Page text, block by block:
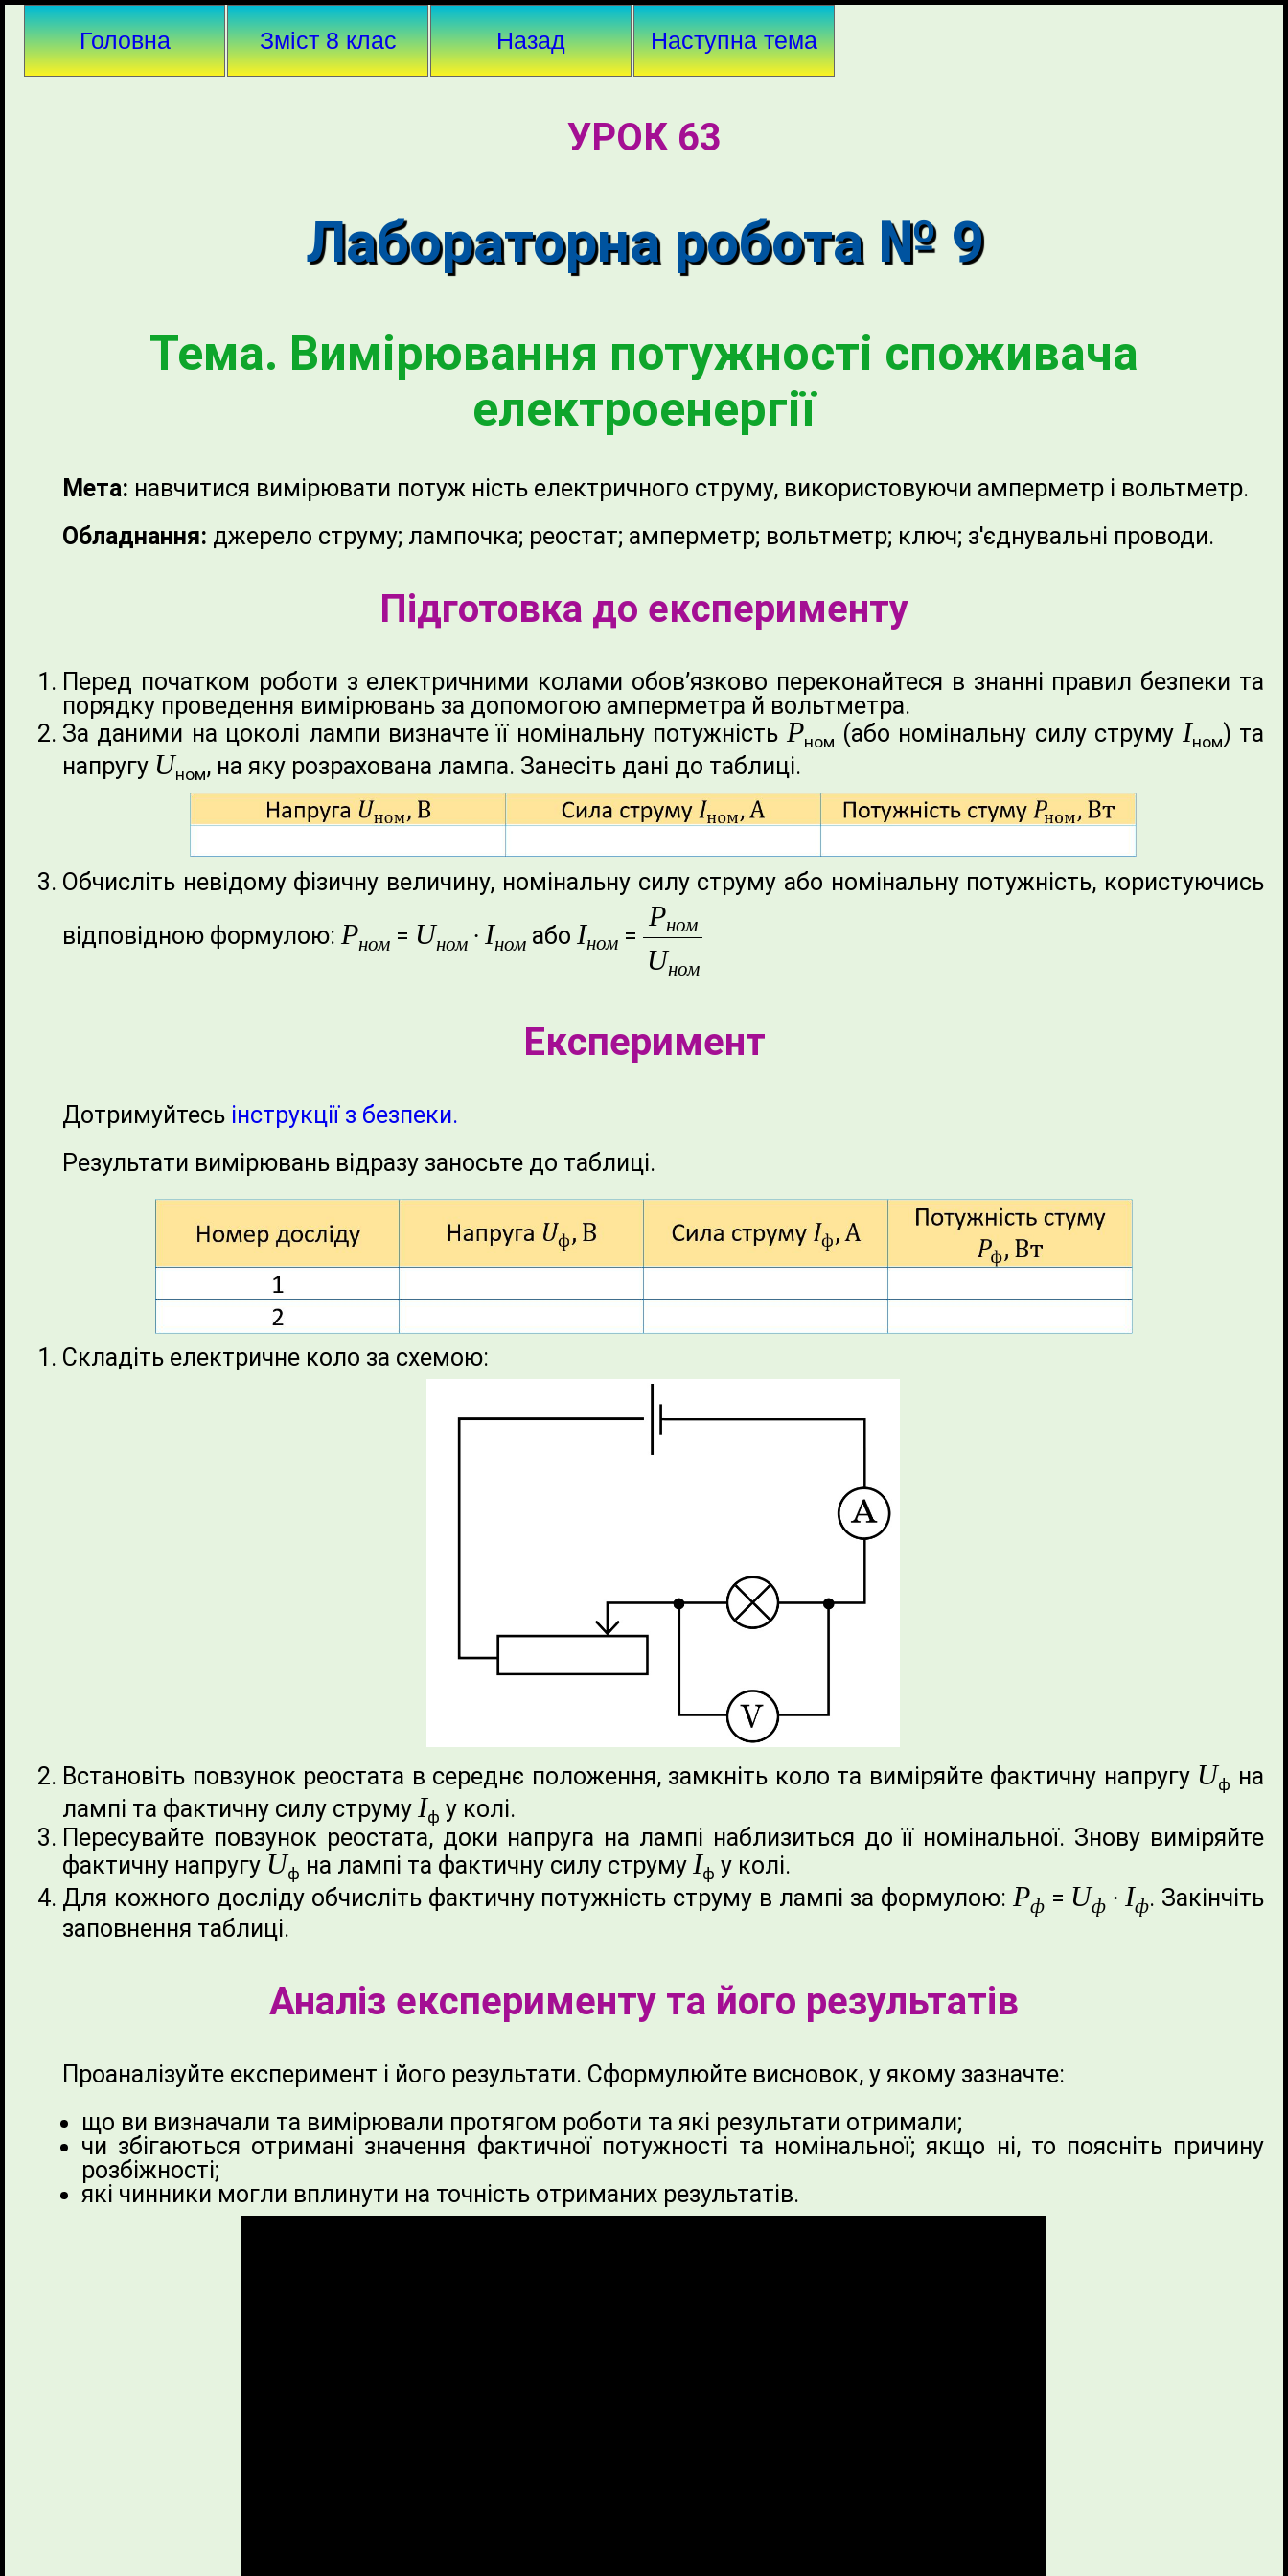
Головна Зміст 8 клас Назад Наступна тема
УРОК 63
Лабораторна робота № 9
Тема. Вимірювання потужності споживача
електроенергії
Мета: навчитися вимірювати потуж ність електричного струму, використовуючи амперметр і вольтметр.
Обладнання: джерело струму; лампочка; реостат; амперметр; вольтметр; ключ; з'єднувальні проводи.
Підготовка до експерименту
Перед початком роботи з електричними колами обов’язково переконайтеся в знанні правил безпеки та
порядку проведення вимірювань за допомогою амперметра й вольтметра.
За даними на цоколі лампи визначте її номінальну потужність Pном (або номінальну силу струму Iном) та
напругу Uном, на яку розрахована лампа. Занесіть дані до таблиці.
Обчисліть невідому фізичну величину, номінальну силу струму або номінальну потужність, користуючись
відповідною формулою: Pном = Uном ∙ Iном або Iном =
Pном
Uном
Експеримент
Дотримуйтесь інструкції з безпеки.
Результати вимірювань відразу заносьте до таблиці.
Складіть електричне коло за схемою:
Встановіть повзунок реостата в середнє положення, замкніть коло та виміряйте фактичну напругу Uф на
лампі та фактичну силу струму Іф у колі.
Пересувайте повзунок реостата, доки напруга на лампі наблизиться до її номінальної. Знову виміряйте
фактичну напругу Uф на лампі та фактичну силу струму Іф у колі.
Для кожного досліду обчисліть фактичну потужність струму в лампі за формулою: Pф= Uф ∙Iф. Закінчіть
заповнення таблиці.
Аналіз експерименту та його результатів
Проаналізуйте експеримент і його результати. Сформулюйте висновок, у якому зазначте:
що ви визначали та вимірювали протягом роботи та які результати отримали;
чи збігаються отримані значення фактичної потужності та номінальної; якщо ні, то поясніть причину
розбіжності;
які чинники могли вплинути на точність отриманих результатів.